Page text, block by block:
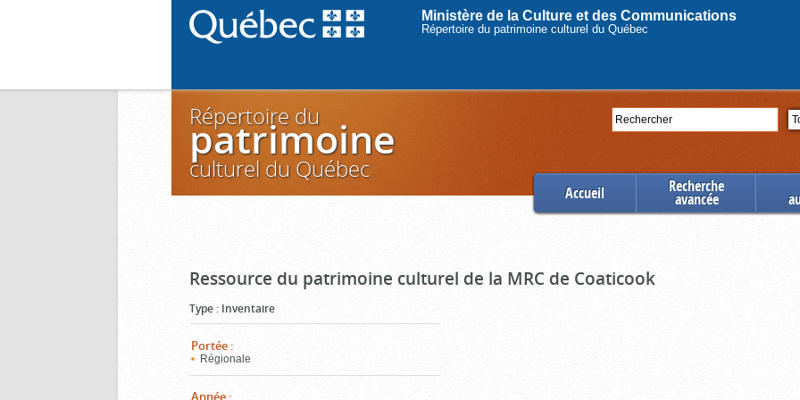
Ministère de la Culture et des Communications
Répertoire du patrimoine culturel du Québec
Rechercher
Répertoire du
patrimoine
culturel du Québec
Accueil Recherche
avancée
Ressource du patrimoine culturel de la MRC de Coaticook
Type : Inventaire
Portée :
Régionale